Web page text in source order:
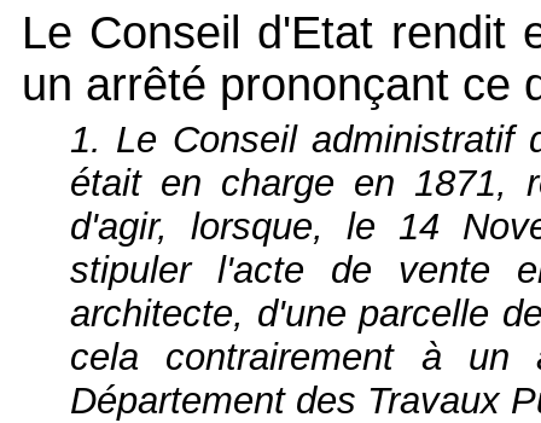
Le Conseil d'Etat rendit
un arrêté prononçant ce
1. Le Conseil administratif
était en charge en 1871,
d'agir, lorsque, le 14
stipuler l'acte de vente
architecte, d'une parcelle
cela contrairement à
Département des Travaux